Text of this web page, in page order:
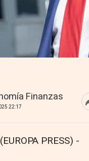
Finanzas
22:17
PRESS) -